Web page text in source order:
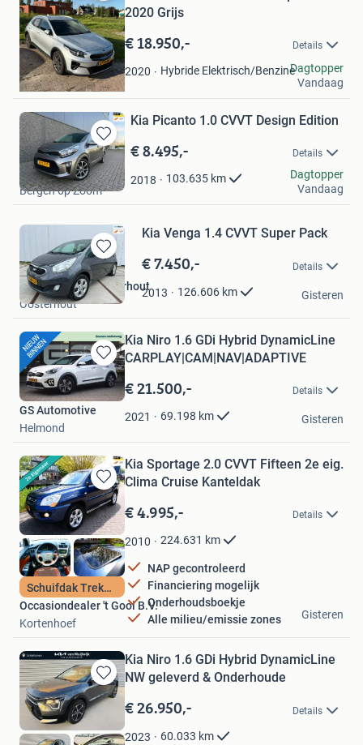
Bewaren
in
Mijn
Favorieten
2020 Grijs
€ 18.950,- Details
2020 Hybride Elektrisch/Benzine
Rudmer Hoeksma
Dokkum
Dagtopper
Vandaag
Bewaren
in
Mijn
Favorieten
Kia Picanto 1.0 CVVT Design Edition
€ 8.495,- Details
2018 103.635 km
KDJ Automotive
Bergen op Zoom
Dagtopper
Vandaag
Bewaren
in
Mijn
Favorieten
Kia Venga 1.4 CVVT Super Pack
€ 7.450,- Details
2013 126.606 km
AutoCurrent - Oosterhout
Oosterhout
Gisteren
Bewaren
in
Mijn
Favorieten
Kia Niro 1.6 GDi Hybrid DynamicLine
CARPLAY|CAM|NAV|ADAPTIVE
€ 21.500,- Details
2021 69.198 km
GS Automotive
Helmond
Gisteren
Bewaren
in
Mijn
Favorieten
Schuifdak Trekhaak
Kia Sportage 2.0 CVVT Fifteen 2e eig.
Clima Cruise Kanteldak
€ 4.995,- Details
2010 224.631 km
NAP gecontroleerd
Financiering mogelijk
Onderhoudsboekje
Alle milieu/emissie zones
Occasiondealer 't Gooi B.V.
Kortenhoef
Gisteren
Bewaren
in
Mijn
Favorieten
Kia Niro 1.6 GDi Hybrid DynamicLine
NW geleverd & Onderhoude
€ 26.950,- Details
2023 60.033 km